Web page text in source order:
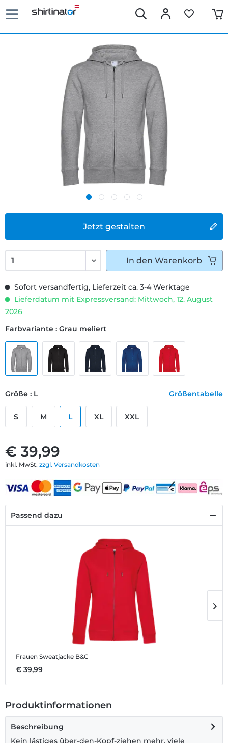
Jetzt gestalten
€ 39,99
inkl. MwSt. zzgl. Versandkosten
Sofort versandfertig, Lieferzeit ca. 3-4 Werktage
Lieferdatum mit Expressversand: Mittwoch, 12. August
2026
Farbvariante : Grau meliert
Größe : L Größentabelle
S M L XL XXL
In den Warenkorb
Passend dazu
Frauen Sweatjacke B&C
€ 39,99
Produktinformationen
Beschreibung
Kein lästiges über-den-Kopf-ziehen mehr, viele